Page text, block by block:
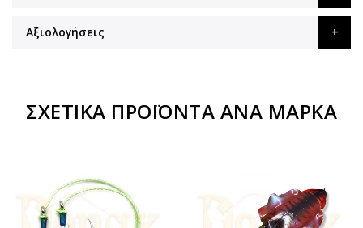
Αξιολογήσεις
ΣΧΕΤΙΚΆ ΠΡΟΪΌΝΤΑ ΑΝΆ ΜΆΡΚΑ